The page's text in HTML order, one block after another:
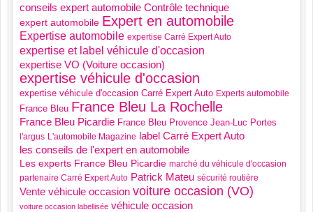
conseils expert automobile Contrôle technique
expert automobile Expert en automobile
Expertise automobile expertise Carré Expert Auto
expertise et label véhicule d'occasion
expertise VO (Voiture occasion)
expertise véhicule d'occasion
expertise véhicule d'occasion Carré Expert Auto Experts automobile
France Bleu France Bleu La Rochelle
France Bleu Picardie France Bleu Provence Jean-Luc Portes
l'argus L'automobile Magazine label Carré Expert Auto
les conseils de l'expert en automobile
Les experts France Bleu Picardie marché du véhicule d'occasion
partenaire Carré Expert Auto Patrick Mateu sécurité routière
Vente véhicule occasion voiture occasion (VO)
voiture occasion labellisée véhicule occasion